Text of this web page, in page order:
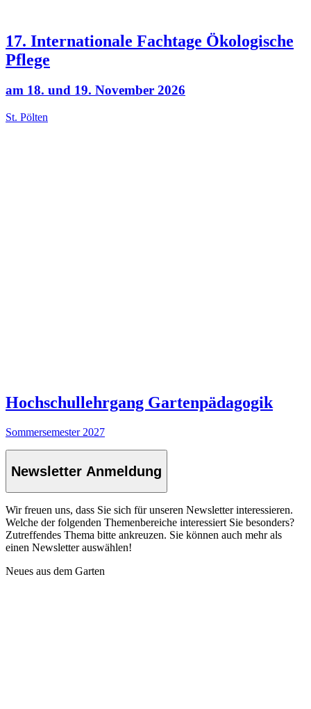
17. Internationale Fachtage Ökologische
Pflege
am 18. und 19. November 2026
St. Pölten
Hochschullehrgang Gartenpädagogik
Sommersemester 2027
Newsletter Anmeldung
Wir freuen uns, dass Sie sich für unseren Newsletter interessieren.
Welche der folgenden Themenbereiche interessiert Sie besonders?
Zutreffendes Thema bitte ankreuzen. Sie können auch mehr als
einen Newsletter auswählen!
Neues aus dem Garten